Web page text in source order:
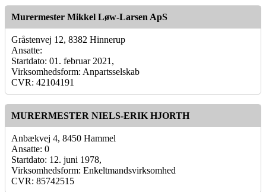
Murermester Mikkel Løw-Larsen ApS
Gråstenvej 12, 8382 Hinnerup
Ansatte:
Startdato: 01. februar 2021,
Virksomhedsform: Anpartsselskab
CVR: 42104191
MURERMESTER NIELS-ERIK HJORTH
Anbækvej 4, 8450 Hammel
Ansatte: 0
Startdato: 12. juni 1978,
Virksomhedsform: Enkeltmandsvirksomhed
CVR: 85742515